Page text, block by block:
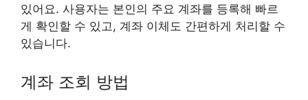
있어요. 사용자는 본인의 주요 계좌를 등록해 빠르
게 확인할 수 있고, 계좌 이체도 간편하게 처리할 수
있습니다.
계좌 조회 방법